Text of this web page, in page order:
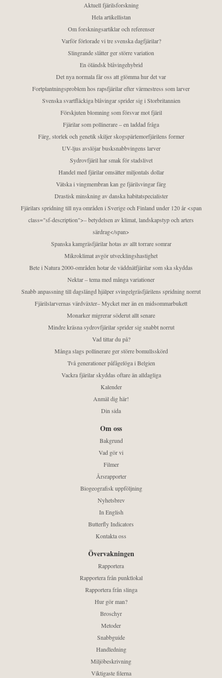
Aktuell fjärilsforskning
Hela artikellistan
Om forskningsartiklar och referenser
Varför förlorade vi tre svenska dagfjärilar?
Slingrande slåtter ger större variation
En öländsk blåvingehybrid
Det nya normala får oss att glömma hur det var
Fortplantningsproblem hos rapsfjärilar efter värmestress som larver
Svenska svartfläckiga blåvingar sprider sig i Storbritannien
Förskjuten blomning som försvar mot fjäril
Fjärilar som pollinerare – en laddad fråga
Färg, storlek och genetik skiljer skogspärlemorfjärilens former
UV-ljus avslöjar busksnabbvingens larver
Sydrovfjäril har smak för stadslivet
Handel med fjärilar omsätter miljontals dollar
Vätska i vingmembran kan ge fjärilsvingar färg
Drastisk minskning av danska habitatspecialister
Fjärilars spridning till nya områden i Sverige och Finland under 120 år <span
class="sf-description">– betydelsen av klimat, landskapstyp och arters
särdrag</span>
Spanska kamgräsfjärilar hotas av allt torrare somrar
Mikroklimat avgör utvecklingshastighet
Bete i Natura 2000-områden hotar de väddnätfjärilar som ska skyddas
Nektar – tema med många variationer
Snabb anpassning till dagslängd hjälper svingelgräsfjärilens spridning norrut
Fjärilslarvernas värdväxter– Mycket mer än en midsommarbukett
Monarker migrerar söderut allt senare
Mindre kräsna sydrovfjärilar sprider sig snabbt norrut
Vad tittar du på?
Många slags pollinerare ger större bomullsskörd
Två generationer påfågelöga i Belgien
Vackra fjärilar skyddas oftare än alldagliga
Kalender
Anmäl dig här!
Din sida
Om oss
Bakgrund
Vad gör vi
Filmer
Årsrapporter
Biogeografisk uppföljning
Nyhetsbrev
In English
Butterfly Indicators
Kontakta oss
Övervakningen
Rapportera
Rapportera från punktlokal
Rapportera från slinga
Hur gör man?
Broschyr
Metoder
Snabbguide
Handledning
Miljöbeskrivning
Viktigaste filerna